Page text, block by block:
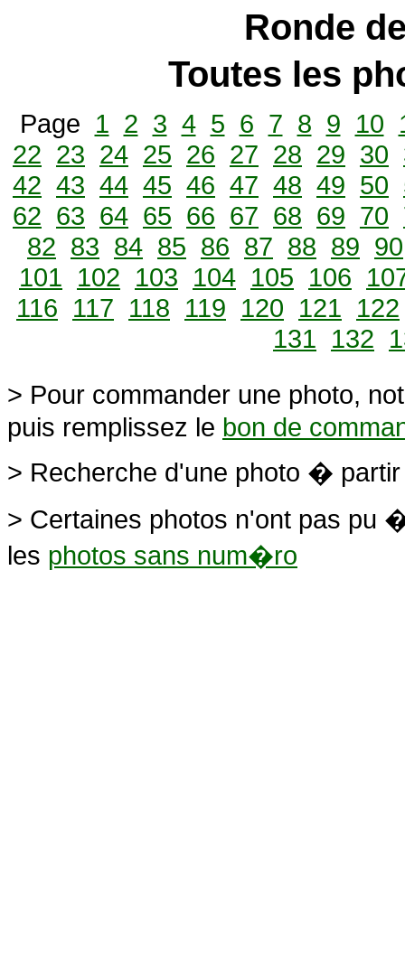
Ronde
Toutes les
Page 1 2 3 4 5 6 7 8 9 10
22 23 24 25 26 27 28 29 30
42 43 44 45 46 47 48 49 50
62 63 64 65 66 67 68 69 70
82 83 84 85 86 87 88 89 90
101 102 103 104 105 106
116 117 118 119 120 121 122
131 132
> Pour commander une photo,
puis remplissez le bon de
> Recherche d'une photo �
> Certaines photos n'ont pas
les photos sans num�ro